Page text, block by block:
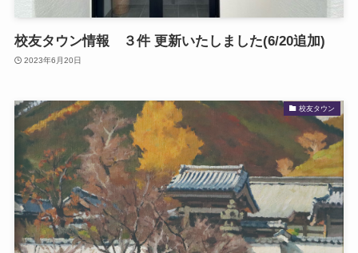
校友タウン情報 ３件 更新いたしました(6/20追加)
2023年6月20日
校友タウン